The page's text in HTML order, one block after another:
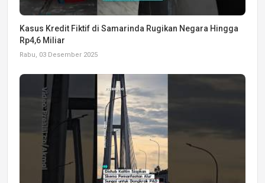
Kasus Kredit Fiktif di Samarinda Rugikan Negara Hingga
Rp4,6 Miliar
Rabu, 03 Desember 2025